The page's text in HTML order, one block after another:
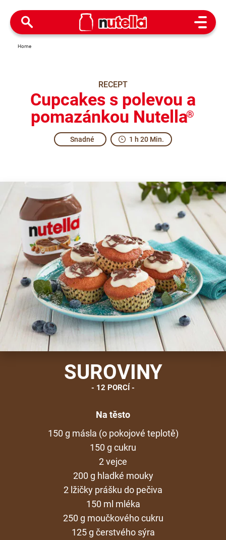
Open
Home
RECEPT
Cupcakes s polevou a
pomazánkou Nutella®
Snadné 1 h 20 Min.
SUROVINY
12 PORCÍ
Na těsto
150 g másla (o pokojové teplotě)
150 g cukru
2 vejce
200 g hladké mouky
2 lžičky prášku do pečiva
150 ml mléka
250 g moučkového cukru
125 g čerstvého sýra